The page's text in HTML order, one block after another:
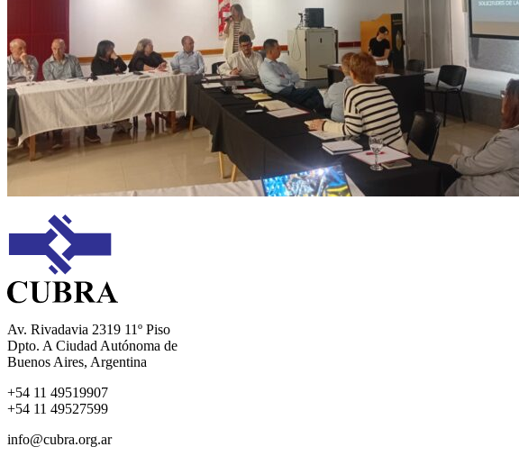
Av. Rivadavia 2319 11º Piso
Dpto. A Ciudad Autónoma de
Buenos Aires, Argentina
+54 11 49519907
+54 11 49527599
info@cubra.org.ar